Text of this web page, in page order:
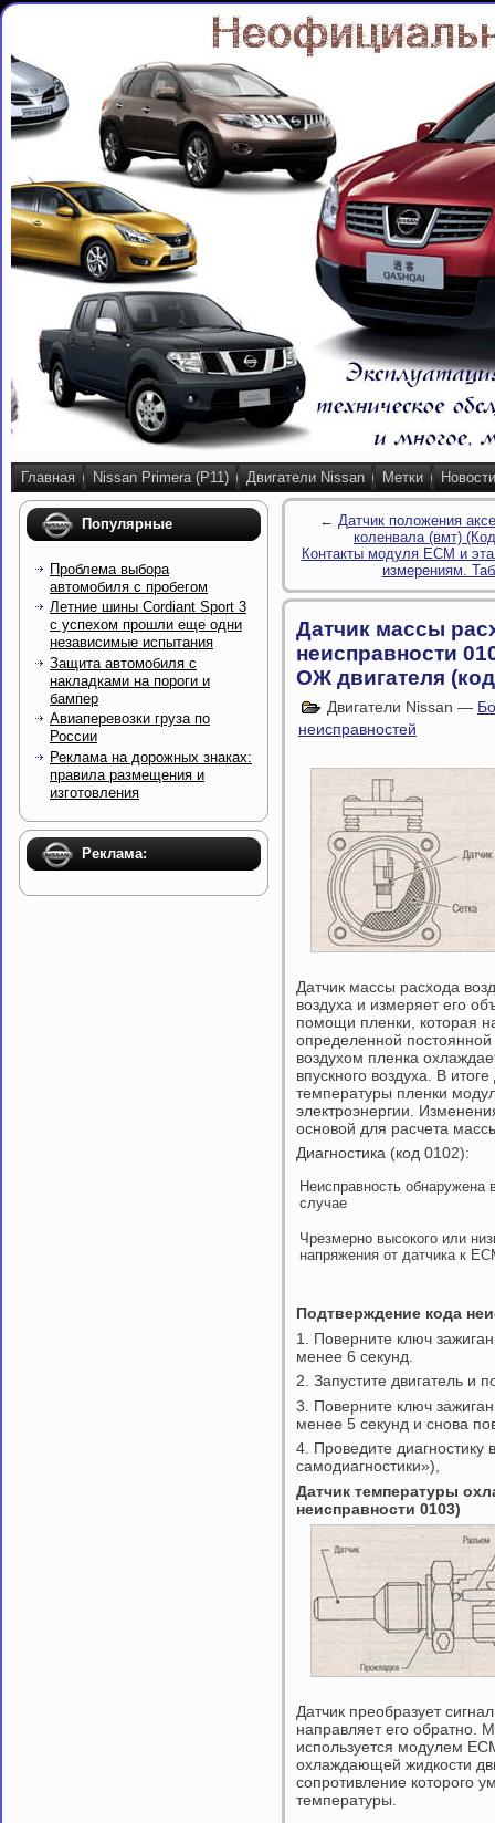
Главная Nissan Primera (P11) Двигатели Nissan Метки Новости
Популярные
Проблема выбора
автомобиля с пробегом
Летние шины Cordiant Sport 3
с успехом прошли еще одни
независимые испытания
Защита автомобиля с
накладками на пороги и
бампер
Авиаперевозки груза по
России
Реклама на дорожных знаках:
правила размещения и
изготовления
Реклама:
← Датчик положения
коленвала (вмт)
Контакты модуля ЕСМ и
измерениям.
Датчик массы
неисправности
ОЖ двигателя
Двигатели Nissan —
неисправностей
Датчик массы расхода
воздуха и измеряет его
помощи пленки, которая
определенной
воздухом пленка
впускного воздуха. В
температуры пленки
электроэнергии.
основой для расчета
Диагностика (код 0102):
Неисправность обнаружена
случае
Чрезмерно высокого или
напряжения от датчика к
Подтверждение кода
1. Поверните ключ
менее 6 секунд.
2. Запустите двигатель и
3. Поверните ключ
менее 5 секунд и снова
4. Проведите диагностику
самодиагностики»),
Датчик температуры
неисправности 0103)
Датчик преобразует
направляет его обратно.
используется модулем
охлаждающей жидкости
сопротивление которого
температуры.